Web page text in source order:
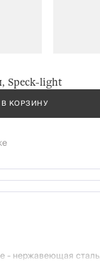
Speck-light
В КОРЗИНУ
- нержавеющая